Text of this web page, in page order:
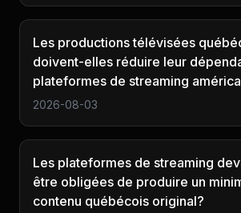
Les productions télévisées
doivent-elles réduire leur
plateformes de streaming
2026-08-03
Les plateformes de streaming
être obligées de produire un
contenu québécois original?